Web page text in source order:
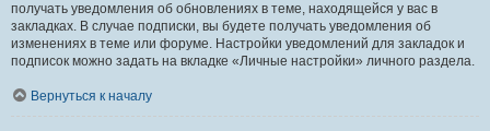
получать уведомления об обновлениях в теме, находящейся у вас в
закладках. В случае подписки, вы будете получать уведомления об
изменениях в теме или форуме. Настройки уведомлений для закладок и
подписок можно задать на вкладке «Личные настройки» личного раздела.
Вернуться к началу